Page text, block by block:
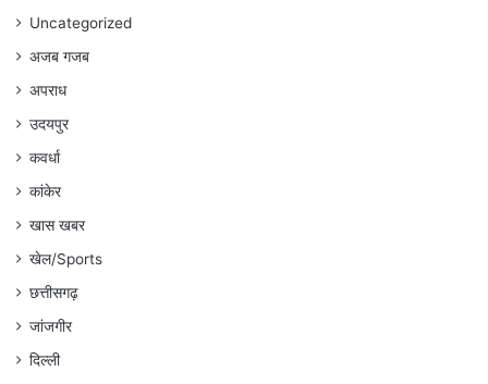
Uncategorized
अजब गजब
अपराध
उदयपुर
कवर्धा
कांकेर
खास खबर
खेल/Sports
छत्तीसगढ़
जांजगीर
दिल्ली